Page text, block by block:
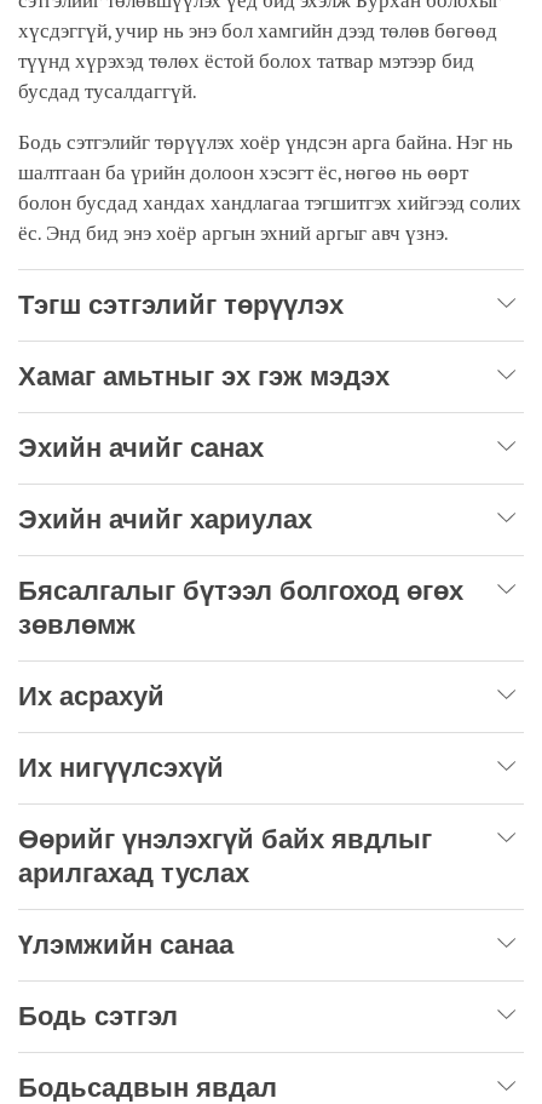
хүсдэггүй, учир нь энэ бол хамгийн дээд төлөв бөгөөд
түүнд хүрэхэд төлөх ёстой болох татвар мэтээр бид
бусдад тусалдаггүй.
Бодь сэтгэлийг төрүүлэх хоёр үндсэн арга байна. Нэг нь
шалтгаан ба үрийн долоон хэсэгт ёс, нөгөө нь өөрт
болон бусдад хандах хандлагаа тэгшитгэх хийгээд солих
ёс. Энд бид энэ хоёр аргын эхний аргыг авч үзнэ.
Тэгш сэтгэлийг төрүүлэх
Хамаг амьтныг эх гэж мэдэх
Эхийн ачийг санах
Эхийн ачийг хариулах
Бясалгалыг бүтээл болгоход өгөх
зөвлөмж
Их асрахуй
Их нигүүлсэхүй
Өөрийг үнэлэхгүй байх явдлыг
арилгахад туслах
Үлэмжийн санаа
Бодь сэтгэл
Бодьсадвын явдал